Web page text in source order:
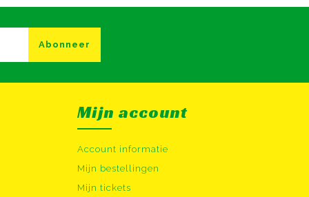
Abonneer
Mijn account
Account informatie
Mijn bestellingen
Mijn tickets